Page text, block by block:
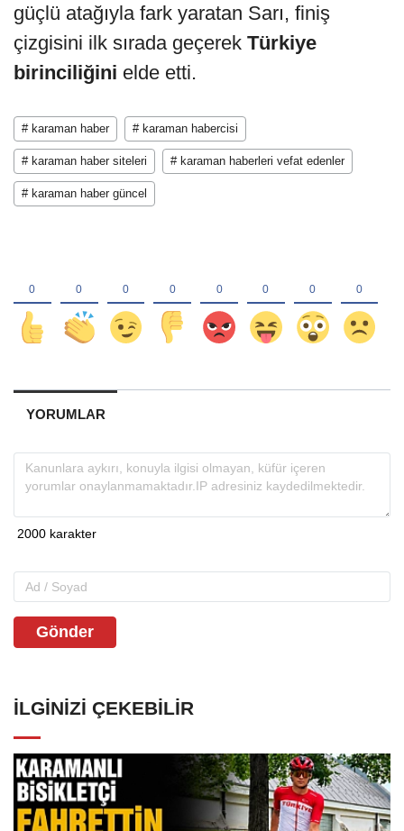
güçlü atağıyla fark yaratan Sarı, finiş
çizgisini ilk sırada geçerek Türkiye
birinciliğini elde etti.
# karaman haber # karaman habercisi
# karaman haber siteleri # karaman haberleri vefat edenler
# karaman haber güncel
YORUMLAR
Gönder
İLGINIZI ÇEKEBILIR